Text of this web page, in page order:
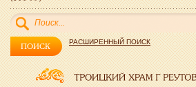
РАСШИРЕННЫЙ ПОИСК